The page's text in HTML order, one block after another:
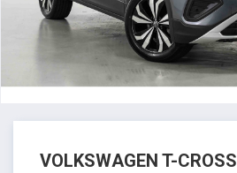
VOLKSWAGEN T-CROSS